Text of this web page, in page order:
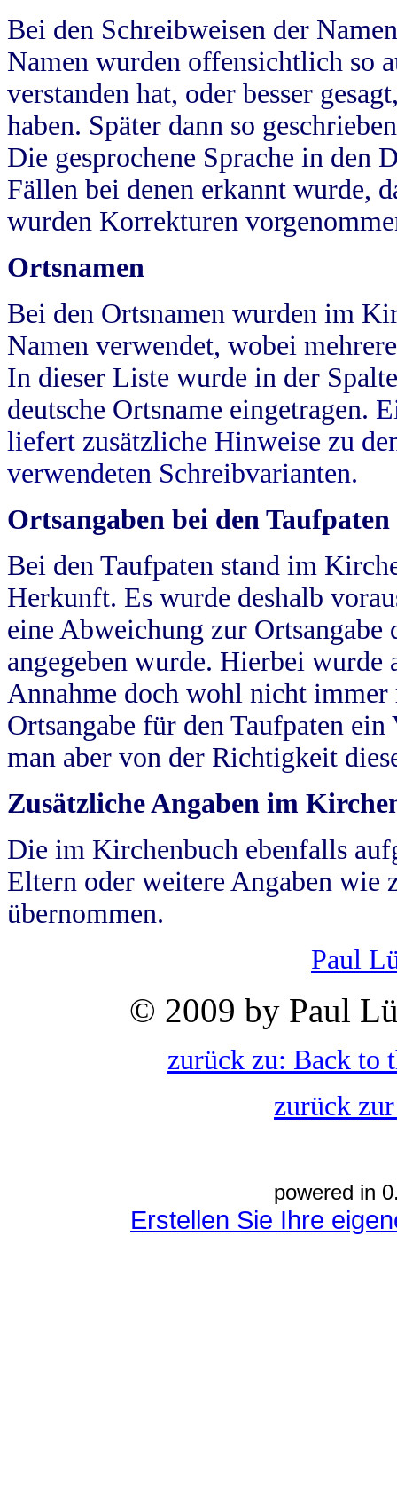
Bei den Schreibweisen der
Namen wurden offensichtlich so
verstanden hat, oder besser
haben. Später dann so
Die gesprochene Sprache in
Fällen bei denen erkannt wurde,
wurden Korrekturen
Ortsnamen
Bei den Ortsnamen wurden im
Namen verwendet, wobei
In dieser Liste wurde in der
deutsche Ortsname eingetragen.
liefert zusätzliche Hinweise zu
verwendeten Schreibvarianten.
Ortsangaben bei den Taufpaten
Bei den Taufpaten stand im
Herkunft. Es wurde deshalb
eine Abweichung zur
angegeben wurde. Hierbei wurde
Annahme doch wohl nicht
Ortsangabe für den Taufpaten
man aber von der Richtigkeit
Zusätzliche Angaben im
Die im Kirchenbuch ebenfalls
Eltern oder weitere Angaben wie
übernommen.
Paul
© 2009 by Paul
zurück zu: Back to
zurück
powered in
Erstellen Sie Ihre